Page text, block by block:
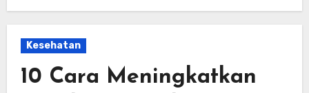
Kesehatan
10 Cara Meningkatkan